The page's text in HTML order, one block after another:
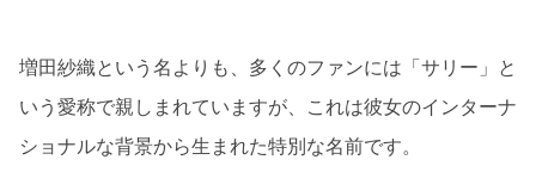
増田紗織という名よりも、多くのファンには「サリー」と
いう愛称で親しまれていますが、これは彼女のインターナ
ショナルな背景から生まれた特別な名前です。